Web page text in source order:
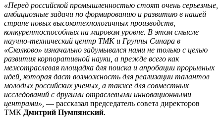
«Перед российской промышленностью стоят очень серьезные,
амбициозные задачи по формированию и развитию в нашей
стране новых высокотехнологичных производств,
конкурентоспособных на мировом уровне. В этом смысле
научно-технический центр ТМК и Группы Синара в
«Сколково» изначально задумывался нами не только с целью
развития корпоративной науки, а прежде всего как
межотраслевая площадка для поиска и апробации прорывных
идей, которая даст возможность для реализации талантов
молодых российских ученых, а также для совместных
исследований с другими отраслевыми инновационными
центрами», — рассказал председатель совета директоров
ТМК Дмитрий Пумпянский.